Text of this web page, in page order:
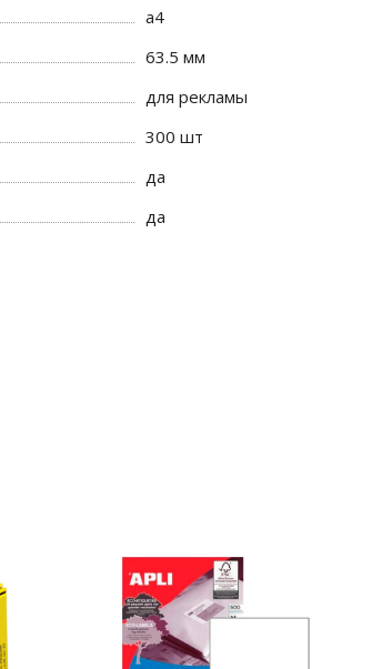
a4
63.5 мм
для рекламы
300 шт
да
да